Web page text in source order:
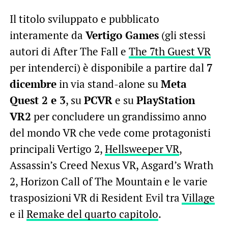
Il titolo sviluppato e pubblicato
interamente da Vertigo Games(gli stessi
autori di After The Fall e The 7th Guest VR
per intenderci) è disponibile a partire dal 7
dicembrein via stand-alone suMeta
Quest 2 e 3, suPCVRe suPlayStation
VR2 per concludere un grandissimo anno
del mondo VR che vede come protagonisti
principali Vertigo 2,Hellsweeper VR,
Assassin’s Creed Nexus VR, Asgard’s Wrath
2, Horizon Call of The Mountain e le varie
trasposizioni VR di Resident Evil traVillage
e ilRemake del quarto capitolo.